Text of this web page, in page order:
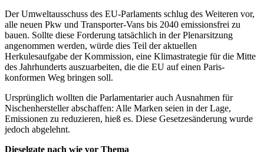
Der Umweltausschuss des EU-Parlaments schlug des Weiteren vor,
alle neuen Pkw und Transporter-Vans bis 2040 emissionsfrei zu
bauen. Sollte diese Forderung tatsächlich in der Plenarsitzung
angenommen werden, würde dies Teil der aktuellen
Herkulesaufgabe der Kommission, eine Klimastrategie für die Mitte
des Jahrhunderts auszuarbeiten, die die EU auf einen Paris-
konformen Weg bringen soll.
Ursprünglich wollten die Parlamentarier auch Ausnahmen für
Nischenhersteller abschaffen: Alle Marken seien in der Lage,
Emissionen zu reduzieren, hieß es. Diese Gesetzesänderung wurde
jedoch abgelehnt.
Dieselgate nach wie vor Thema